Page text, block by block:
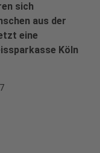
sich
aus der
eine
Köln